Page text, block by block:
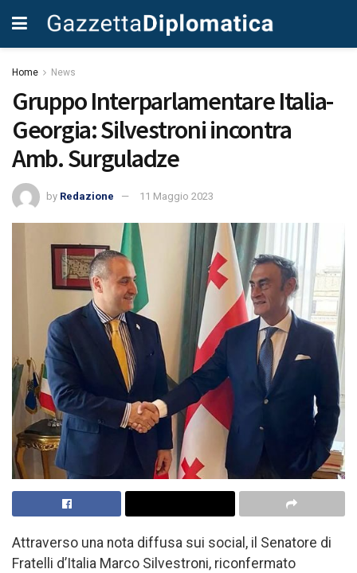
Home News
Gruppo Interparlamentare Italia-
Georgia: Silvestroni incontra
Amb. Surguladze
by Redazione 11 Maggio 2023
Attraverso una nota diffusa sui social, il Senatore di
Fratelli d’Italia Marco Silvestroni, riconfermato